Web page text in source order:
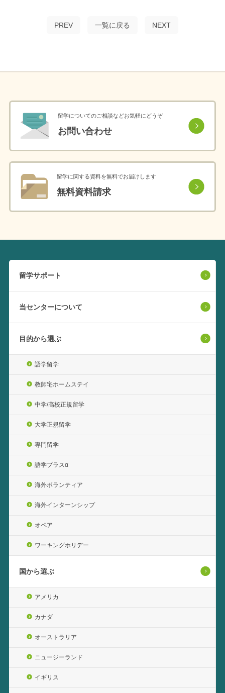
PREV 一覧に戻る NEXT
留学についてのご相談などお気軽にどうぞ
お問い合わせ
留学に関する資料を無料でお届けします
無料資料請求
留学サポート
当センターについて
目的から選ぶ
語学留学
教師宅ホームステイ
中学/高校正規留学
大学正規留学
専門留学
語学プラスα
海外ボランティア
海外インターンシップ
オペア
ワーキングホリデー
国から選ぶ
アメリカ
カナダ
オーストラリア
ニュージーランド
イギリス